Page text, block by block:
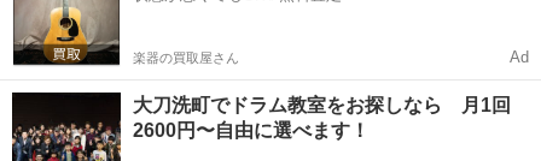
楽器の買取屋さん Ad
大刀洗町でドラム教室をお探しなら 月1回
2600円〜自由に選べます！